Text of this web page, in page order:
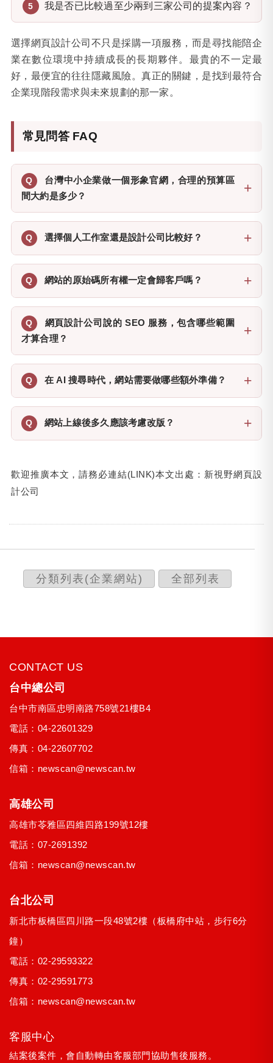
我是否已比較過至少兩到三家公司的提案內容？
選擇網頁設計公司不只是採購一項服務，而是尋找能陪企
業在數位環境中持續成長的長期夥伴。最貴的不一定最
好，最便宜的往往隱藏風險。真正的關鍵，是找到最符合
企業現階段需求與未來規劃的那一家。
常見問答 FAQ
台灣中小企業做一個形象官網，合理的預算區
間大約是多少？
選擇個人工作室還是設計公司比較好？
網站的原始碼所有權一定會歸客戶嗎？
網頁設計公司說的 SEO 服務，包含哪些範圍
才算合理？
在 AI 搜尋時代，網站需要做哪些額外準備？
網站上線後多久應該考慮改版？
歡迎推廣本文，請務必連結(LINK)本文出處： 新視野網頁設
計公司
分類列表(企業網站) 全部列表
CONTACT US
台中總公司
台中市南區忠明南路758號21樓B4
電話： 04-22601329
傳真：04-22607702
信箱： newscan@newscan.tw
高雄公司
高雄市苓雅區四維四路199號12樓
電話： 07-2691392
信箱： newscan@newscan.tw
台北公司
新北市板橋區四川路一段48號2樓 （板橋府中站，步行6分
鐘）
電話： 02-29593322
傳真：02-29591773
信箱： newscan@newscan.tw
客服中心
結案後案件，會自動轉由客服部門協助售後服務。